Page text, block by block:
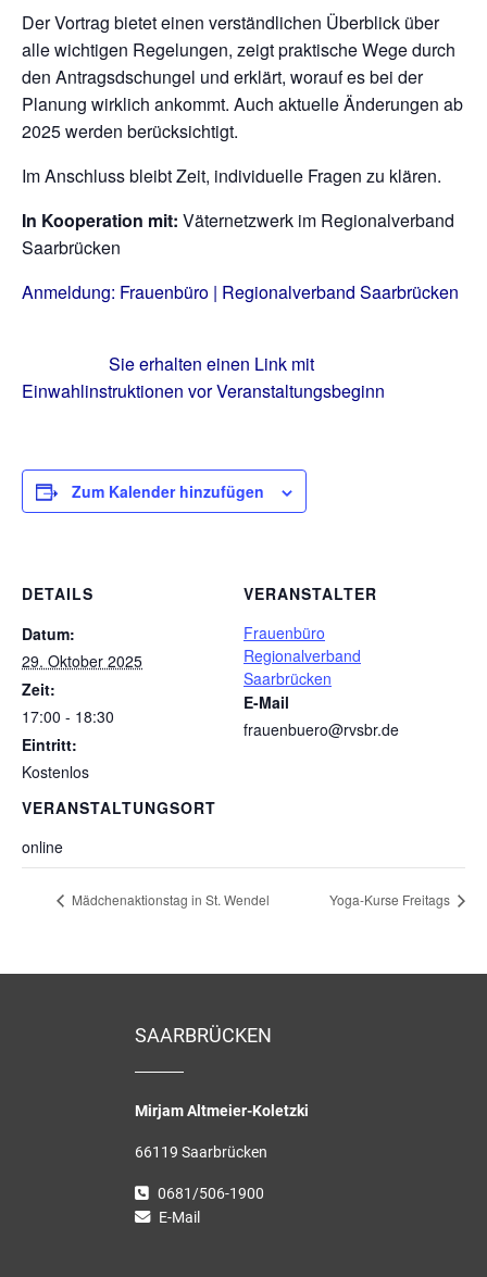
Der Vortrag bietet einen verständlichen Überblick über
alle wichtigen Regelungen, zeigt praktische Wege durch
den Antragsdschungel und erklärt, worauf es bei der
Planung wirklich ankommt. Auch aktuelle Änderungen ab
2025 werden berücksichtigt.
Im Anschluss bleibt Zeit, individuelle Fragen zu klären.
In Kooperation mit: Väternetzwerk im Regionalverband
Saarbrücken
Anmeldung: Frauenbüro | Regionalverband Saarbrücken
Sie erhalten einen Link mit
Einwahlinstruktionen vor Veranstaltungsbeginn
Zum Kalender hinzufügen
DETAILS
Datum:
29. Oktober 2025
Zeit:
17:00 - 18:30
Eintritt:
Kostenlos
VERANSTALTUNGSORT
online
VERANSTALTER
Frauenbüro
Regionalverband
Saarbrücken
E-Mail
frauenbuero@rvsbr.de
Mädchenaktionstag in St. Wendel Yoga-Kurse Freitags
SAARBRÜCKEN
Mirjam Altmeier-Koletzki
66119 Saarbrücken
0681/506-1900
E-Mail